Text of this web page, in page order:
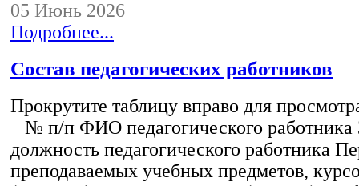
05 Июнь 2026
Подробнее...
Состав педагогических работников
Прокрутите таблицу вправо для
№ п/п ФИО педагогического работника
должность педагогического работника
преподаваемых учебных предметов,